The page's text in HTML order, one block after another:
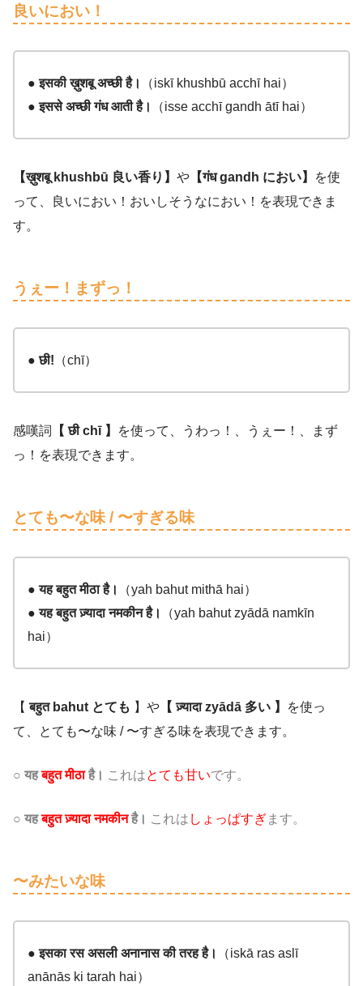
良いにおい！
●इसकी ख़ुशबू अच्छी है। （iskī khushbū acchī hai）
●इससे अच्छी गंध आती है। （isse acchī gandh ātī hai）
【ख़ुशबू khushbū 良い香り】 や 【गंधgandh におい】
を使
って、良いにおい！おいしそうなにおい！を表現できま
す。
うぇー！まずっ！
●छी! （chī）
感嘆詞 【छीchī 】
を使って、うわっ！、うぇー！、まず
っ！を表現できます。
とても〜な味 / 〜すぎる味
● यह बहुत मीठा है।
（yah bahut mithā hai）
● यह बहुत ज़्यादानमकीनहै।
（yah bahut zyādā namkīn
hai）
【बहुत bahut とても 】や 【 ज़्यादा zyādā 多い 】
を使っ
て、とても〜な味 / 〜すぎる味を表現できます。
○ यहबहुत मीठाहै। これはとても甘いです。
○ यहबहुत ज़्यादानमकीनहै। これは しょっぱすぎます。
〜みたいな味
●इसका रस असली अनानास की तरह है।
（iskā ras aslī
anānās ki tarah hai）